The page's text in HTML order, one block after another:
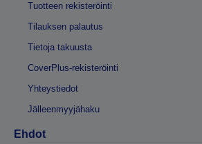
Tuotteen rekisteröinti
Tilauksen palautus
Tietoja takuusta
CoverPlus-rekisteröinti
Yhteystiedot
Jälleenmyyjähaku
Ehdot